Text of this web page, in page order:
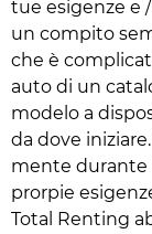
tue esigenze e
un compito
che è
auto di un
modelo a
da dove
mente durante
prorpie
Total Renting